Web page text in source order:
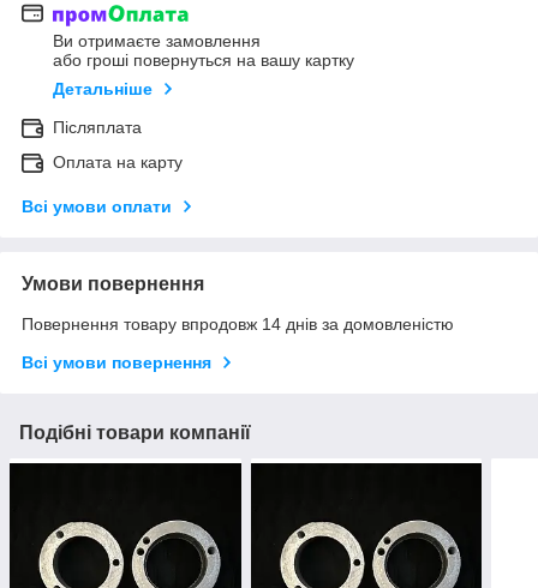
Ви отримаєте замовлення
або гроші повернуться на вашу картку
Детальніше
Післяплата
Оплата на карту
Всі умови оплати
Умови повернення
Повернення товару впродовж 14 днів за домовленістю
Всі умови повернення
Подібні товари компанії